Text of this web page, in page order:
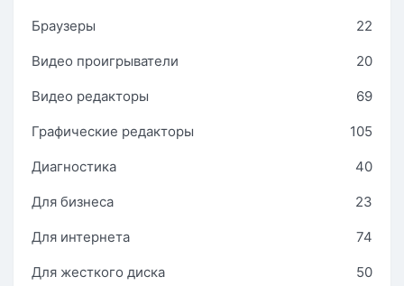
Браузеры 22
Видео проигрыватели 20
Видео редакторы 69
Графические редакторы 105
Диагностика 40
Для бизнеса 23
Для интернета 74
Для жесткого диска 50